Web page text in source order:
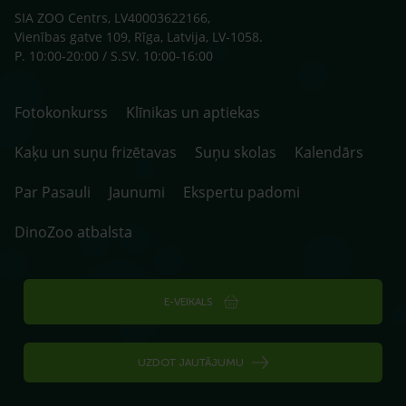
SIA ZOO Centrs, LV40003622166,
Vienības gatve 109, Rīga, Latvija, LV-1058.
P. 10:00-20:00 / S.SV. 10:00-16:00
Fotokonkurss
Klīnikas un aptiekas
Kaķu un suņu frizētavas
Suņu skolas
Kalendārs
Par Pasauli
Jaunumi
Ekspertu padomi
DinoZoo atbalsta
E-VEIKALS
UZDOT JAUTĀJUMU